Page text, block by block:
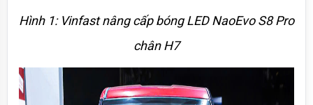
Hình 1: Vinfast nâng cấp bóng LED NaoEvo S8 Pro
chân H7